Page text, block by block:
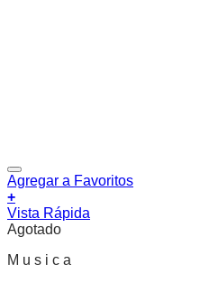
Agregar a Favoritos
+
Vista Rápida
Agotado
M u s i c a